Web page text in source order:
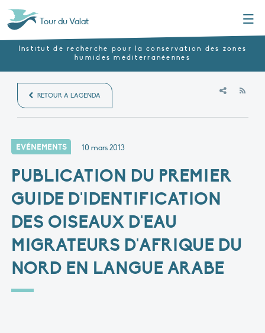
Tour du Valat
Institut de recherche pour la conservation des zones
humides méditerranéennes
RETOUR À L'AGENDA
EVÉNEMENTS 10 mars 2013
PUBLICATION DU PREMIER
GUIDE D'IDENTIFICATION
DES OISEAUX D'EAU
MIGRATEURS D'AFRIQUE DU
NORD EN LANGUE ARABE